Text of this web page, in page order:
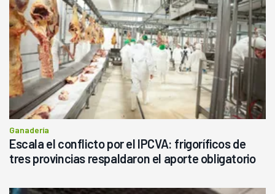
Ganadería
Escala el conflicto por el IPCVA: frigoríficos de
tres provincias respaldaron el aporte obligatorio